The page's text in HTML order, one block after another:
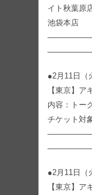
イト秋葉原
池袋本店
●2月11日
【東京】
内容：トー
チケット対
●2月11日
【東京】